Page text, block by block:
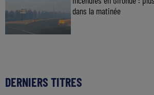
dans la matinée
DERNIERS TITRES